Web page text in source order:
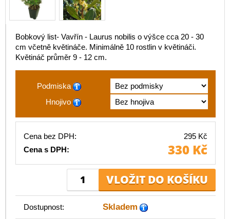
Bobkový list- Vavřín - Laurus nobilis o výšce cca 20 - 30
cm včetně květináče. Minimálně 10 rostlin v květináči.
Květináč průměr 9 - 12 cm.
Podmiska
Hnojivo
Cena bez DPH:
295 Kč
Cena s DPH:
330 Kč
Dostupnost: Skladem